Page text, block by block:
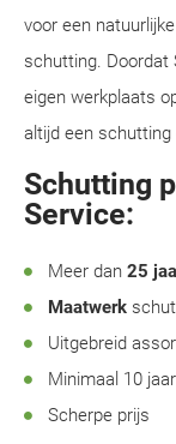
voor een
schutting. Doordat
eigen werkplaats
altijd een
Schutting
Service:
Meer dan 25
Maatwerk
Uitgebreid
Minimaal 10
Scherpe prijs